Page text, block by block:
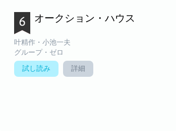
オークション・ハウス
叶精作・小池一夫
グループ・ゼロ
試し読み 詳細